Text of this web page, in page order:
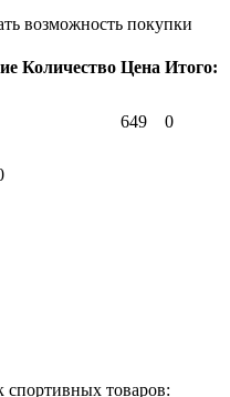
возможность покупки
Количество Цена Итого:
649 0
товаров: